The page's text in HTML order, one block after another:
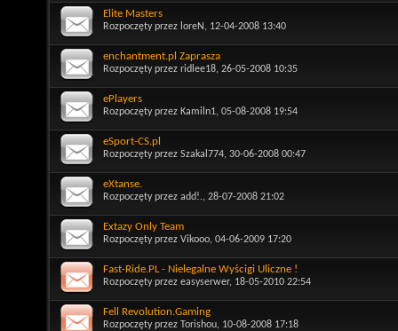
Elite Masters
Rozpoczęty przez loreN , 12-04-2008 13:40
enchantment.pl Zaprasza
Rozpoczęty przez ridlee18, 26-05-2008 10:35
ePlayers
Rozpoczęty przez Kamiln1, 05-08-2008 19:54
eSport-CS.pl
Rozpoczęty przez Szakal774, 30-06-2008 00:47
eXtanse.
Rozpoczęty przez add!., 28-07-2008 21:02
Extazy Only Team
Rozpoczęty przez Vikooo, 04-06-2009 17:20
Fast-Ride.PL - Nielegalne Wyścigi Uliczne !
Rozpoczęty przez easyserwer, 18-05-2010 22:54
Fell Revolution.Gaming
Rozpoczęty przez Torishou, 10-08-2008 17:18